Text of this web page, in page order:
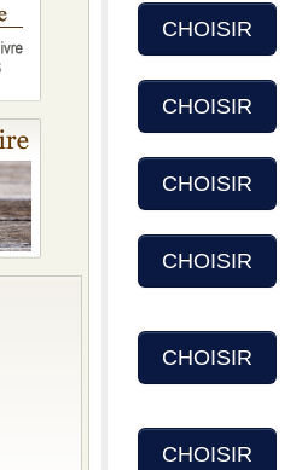
CHOISIR
CHOISIR
CHOISIR
CHOISIR
CHOISIR
CHOISIR